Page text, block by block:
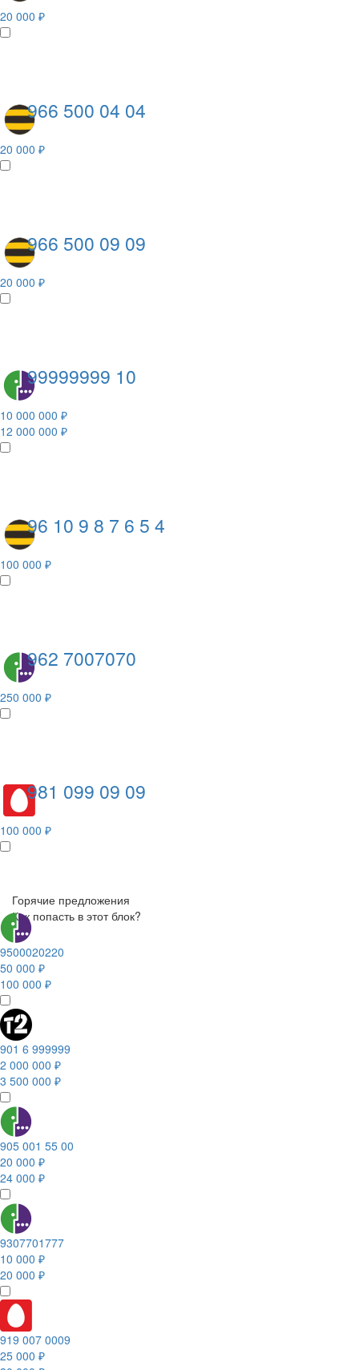
20 000 ₽
966 500 04 04
20 000 ₽
966 500 09 09
20 000 ₽
99999999 10
10 000 000 ₽
12 000 000 ₽
96 10 9 8 7 6 5 4
100 000 ₽
962 7007070
250 000 ₽
981 099 09 09
100 000 ₽
Горячие предложения
Как попасть в этот блок?
9500020220
50 000 ₽
100 000 ₽
901 6 999999
2 000 000 ₽
3 500 000 ₽
905 001 55 00
20 000 ₽
24 000 ₽
9307701777
10 000 ₽
20 000 ₽
919 007 0009
25 000 ₽